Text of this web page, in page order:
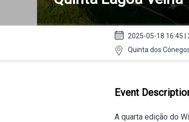
2025-05-18 16:45 |
Quinta dos
Event
A quarta edição do